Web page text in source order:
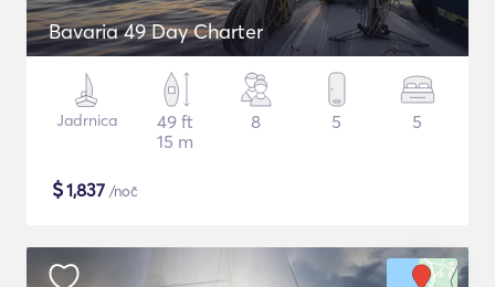
Bavaria 49 Day Charter
Jadrnica
49 ft
15 m
8 5 5
$1,837 /noč